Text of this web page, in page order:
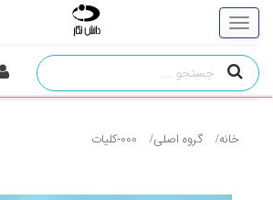
خانه گروه اصلی 000-کلیات